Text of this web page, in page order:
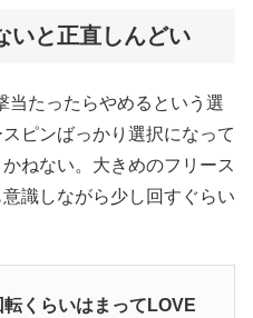
いと正直しんどい
当たったらやめるという選
ピンばっかり選択になって
ねない。大きめのフリース
識しながら少し回すぐらい
くらいはまってLOVE